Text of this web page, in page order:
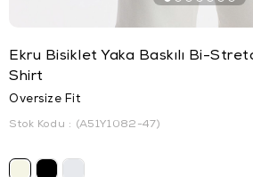
Ekru Bisiklet Yaka Baskılı Bi-
Shirt
Oversize Fit
Stok Kodu (A51Y1082-47)